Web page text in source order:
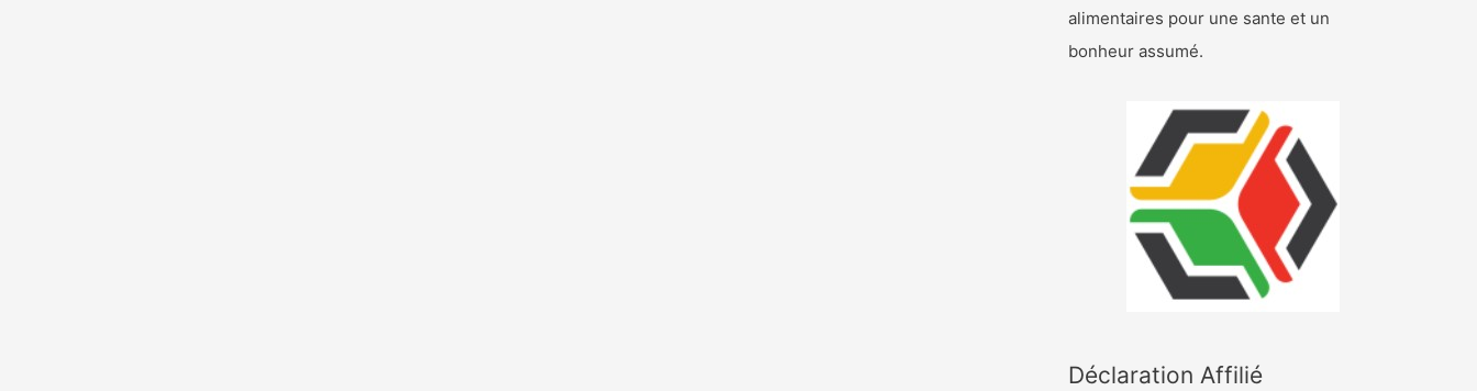
alimentaires pour une sante et un
bonheur assumé.
Déclaration Affilié